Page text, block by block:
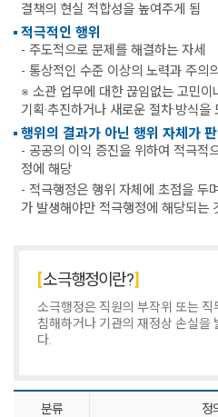
결책의 현실 적합성을 높여주게 됨
적극적인 행위
- 주도적으로 문제를 해결하는 자세
- 통상적인 수준 이상의 노력과 주의
※ 소관 업무에 대한 끊임없는 고민
기획·추진하거나 새로운 절차·방식
행위의 결과가 아닌 행위 자체가
- 공공의 이익 증진을 위하여 적극적
정에 해당
- 적극행정은 행위 자체에 초점을 두
가 발생해야만 적극행정에 해당되는
소극행정이란?
소극행정은 직원의 부작위 또는
침해하거나 기관의 재정상 손실을
다.
분류 정